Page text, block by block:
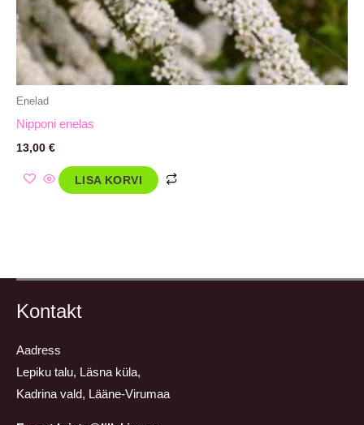
Enelad
Nipponi enelas
13,00 €
LISA KORVI
Kontakt
Aadress
Lepiku talu, Läsna küla,
Kadrina vald, Lääne-Virumaa